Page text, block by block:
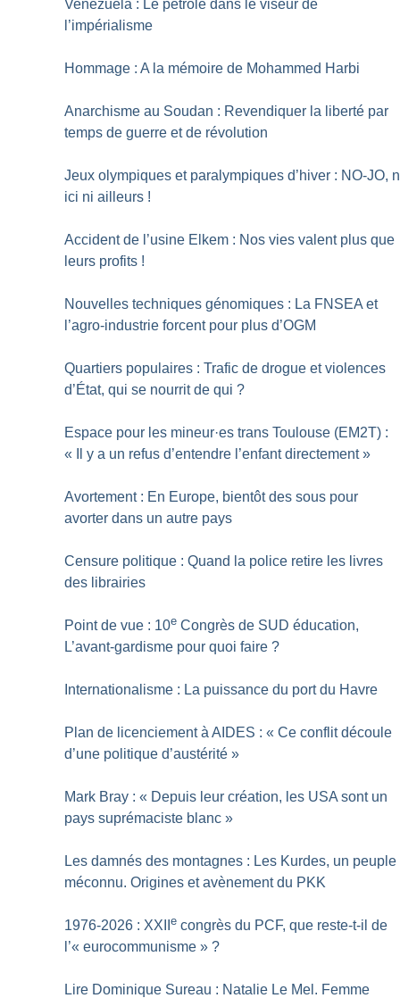
Venezuela : Le pétrole dans le viseur de
l’impérialisme
Hommage : A la mémoire de Mohammed Harbi
Anarchisme au Soudan : Revendiquer la liberté par
temps de guerre et de révolution
Jeux olympiques et paralympiques d’hiver : NO-JO,
ici ni ailleurs !
Accident de l’usine Elkem : Nos vies valent plus que
leurs profits !
Nouvelles techniques génomiques : La FNSEA et
l’agro-industrie forcent pour plus d’OGM
Quartiers populaires : Trafic de drogue et violences
d’État, qui se nourrit de qui ?
Espace pour les mineur·es trans Toulouse (EM2T) :
«
Il y a un refus d’entendre l’enfant directement »
Avortement : En Europe, bientôt des sous pour
avorter dans un autre pays
Censure politique : Quand la police retire les livres
des librairies
Point de vue : 10e Congrès de SUD éducation,
L’avant-gardisme pour quoi faire ?
Internationalisme : La puissance du port du Havre
Plan de licenciement à AIDES : « Ce conflit découle
d’une politique d’austérité »
Mark Bray : « Depuis leur création, les USA sont un
pays suprémaciste blanc »
Les damnés des montagnes : Les Kurdes, un peuple
méconnu. Origines et avènement du PKK
1976-2026 : XXIIe congrès du PCF, que reste-t-il de
l’« eurocommunisme » ?
Lire Dominique Sureau : Natalie Le Mel. Femme